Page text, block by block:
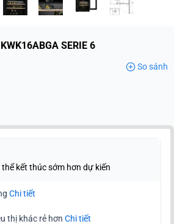
SERIE 6
So sánh
kết thúc sớm hơn dự kiến
Chi tiết
thị khác rẻ hơn Chi tiết